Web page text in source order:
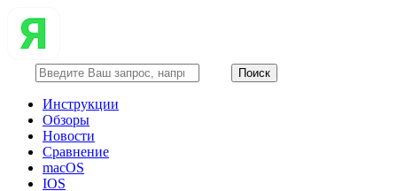
Инструкции
Обзоры
Новости
Сравнение
macOS
IOS